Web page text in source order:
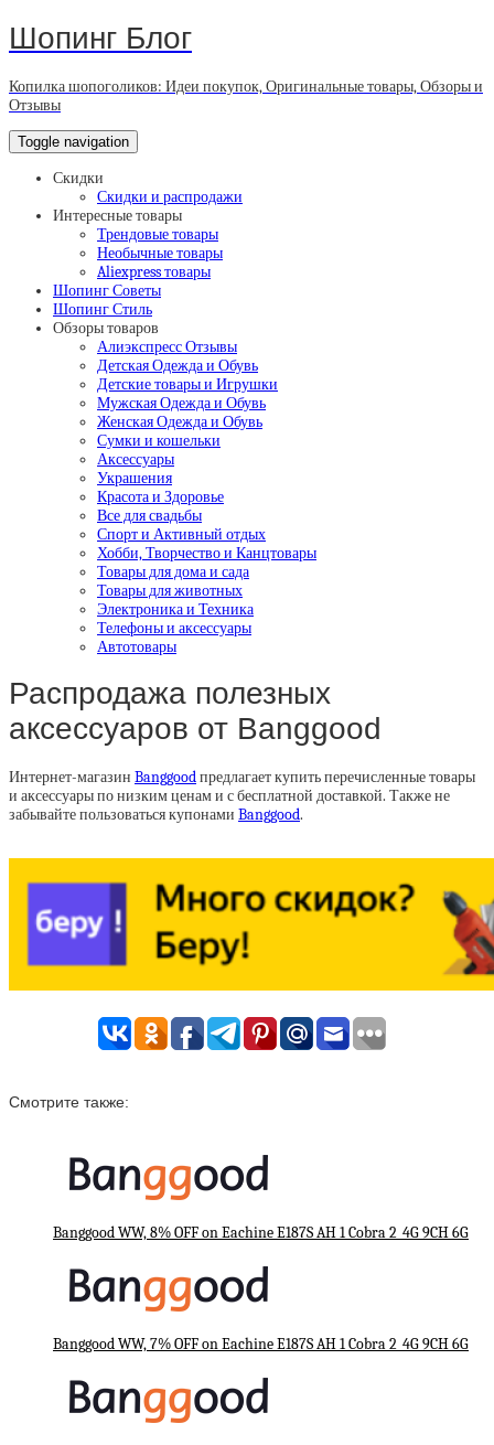
Шопинг Блог
Копилка шопоголиков: Идеи покупок, Оригинальные товары, Обзоры и
Отзывы
Toggle navigation
Скидки
Скидки и распродажи
Интересные товары
Трендовые товары
Необычные товары
Aliexpress товары
Шопинг Советы
Шопинг Стиль
Обзоры товаров
Алиэкспресс Отзывы
Детская Одежда и Обувь
Детские товары и Игрушки
Мужская Одежда и Обувь
Женская Одежда и Обувь
Сумки и кошельки
Аксессуары
Украшения
Красота и Здоровье
Все для свадьбы
Спорт и Активный отдых
Хобби, Творчество и Канцтовары
Товары для дома и сада
Товары для животных
Электроника и Техника
Телефоны и аксессуары
Автотовары
Распродажа полезных
аксессуаров от Banggood
Интернет-магазин Banggoodпредлагает купить перечисленные товары
и аксессуары по низким ценам и с бесплатной доставкой. Также не
забывайте пользоваться купонами Banggood.
Смотрите также:
Banggood WW, 8% OFF on Eachine E187S AH 1 Cobra 2_4G 9CH 6G
Banggood WW, 7% OFF on Eachine E187S AH 1 Cobra 2_4G 9CH 6G